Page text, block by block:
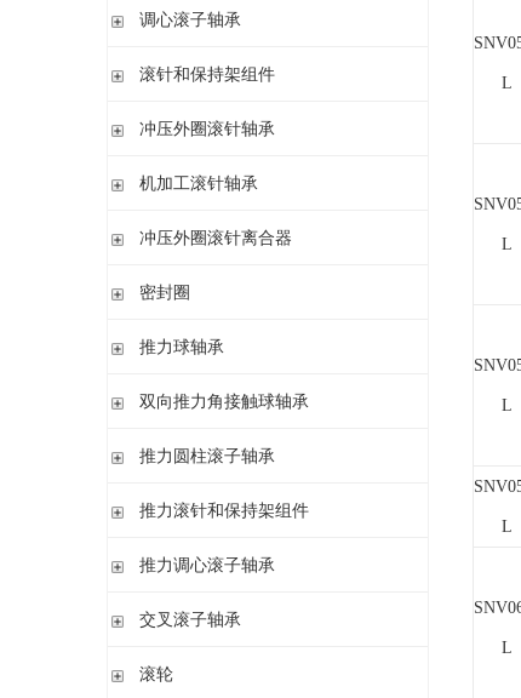
带紧定套开式
高精密圆柱滚子轴承
单列英制圆锥滚子轴承
圆柱孔或圆锥孔
调心滚子轴承
圆柱孔或圆锥孔
带退卸套
滚针和保持架组件
单列
冲压外圈滚针轴承
开式 闭式 无密封
开式、满装滚针单元、无密封
机加工滚针轴承
无内圈
带内圈 开式
带内圈 密封
无挡边无内圈 开式
调心 有/无内圈
滚针/ 推力球轴承 无内圈 带或不带外罩
滚针/ 推力圆柱滚子轴承 无内圈 带或不带外罩
内圈 无润滑孔
冲压外圈滚针离合器
不带轴承 带滚花或不带滚花
密封圈
密封圈
推力球轴承
单向推力球轴承
双向推力角接触球轴承
双向推力角接触球轴承
推力圆柱滚子轴承
推力圆柱滚子轴承 保持架组件 推力轴承垫圈
推力滚针和保持架组件
推力滚针和保持架组件 推力轴承垫圈
与向心滚针轴承 组合使用
推力调心滚子轴承
推力调心滚子轴承
交叉滚子轴承
交叉滚子轴承
滚轮
L
L
L
L
L